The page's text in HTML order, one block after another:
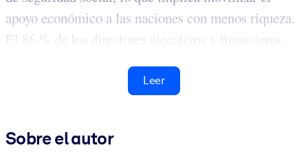
apoyo económico a las naciones con menos riqueza.
El 86 % de los directores ejecutivos y financieros...
Leer
Sobre el autor